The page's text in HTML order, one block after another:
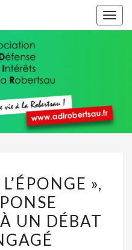
ADIR
Votre
Qualité
De Vie À
L’ÉPONGE »,
UNE
»,
UN DÉBAT